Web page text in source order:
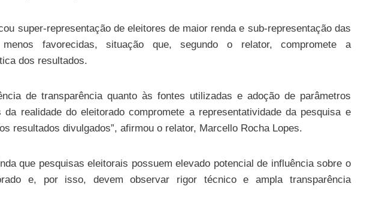
super-representação de eleitores de maior renda e sub-representação das
menos favorecidas, situação que, segundo o relator, compromete a
dos resultados.
de transparência quanto às fontes utilizadas e adoção de parâmetros
da realidade do eleitorado compromete a representatividade da pesquisa e
resultados divulgados”, afirmou o relator, Marcello Rocha Lopes.
que pesquisas eleitorais possuem elevado potencial de influência sobre o
e, por isso, devem observar rigor técnico e ampla transparência